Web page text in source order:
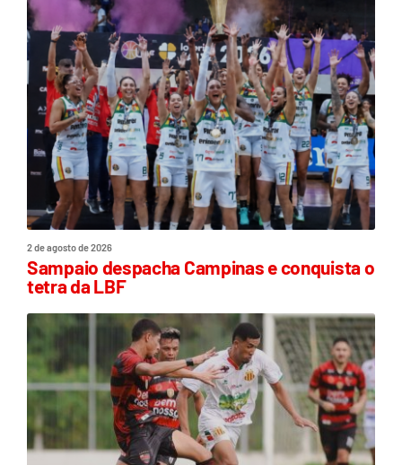
2 de agosto de 2026
Sampaio despacha Campinas e conquista o
tetra da LBF